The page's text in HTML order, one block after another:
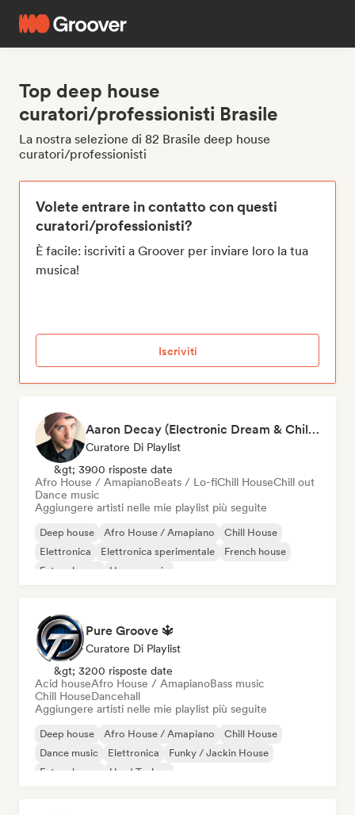
Top deep house
curatori/professionisti Brasile
La nostra selezione di 82 Brasile deep house
curatori/professionisti
Volete entrare in contatto con questi
curatori/professionisti?
È facile: iscriviti a Groover per inviare loro la tua
musica!
Iscriviti
Aaron Decay (Electronic Dream & Chill Electronic Dream playlists)
Curatore Di Playlist
&gt; 3900 risposte date
Afro House / AmapianoBeats / Lo-fiChill HouseChill out
Dance music
Aggiungere artisti nelle mie playlist più seguite
Deep house Afro House / Amapiano
Chill House
Elettronica
Elettronica sperimentale
French house
Future house
House music
Pure Groove 🔱
Curatore Di Playlist
&gt; 3200 risposte date
Acid houseAfro House / AmapianoBass music
Chill HouseDancehall
Aggiungere artisti nelle mie playlist più seguite
Deep house Afro House / Amapiano
Chill House
Dance music
Elettronica
Funky / Jackin House
Future house
Hard Techno